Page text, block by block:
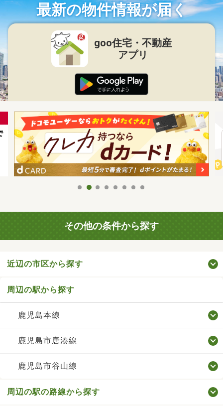
最新の物件情報が届く
goo住宅・不動産
アプリ
その他の条件から探す
近辺の市区から探す
周辺の駅から探す
鹿児島本線
鹿児島市唐湊線
鹿児島市谷山線
周辺の駅の路線から探す